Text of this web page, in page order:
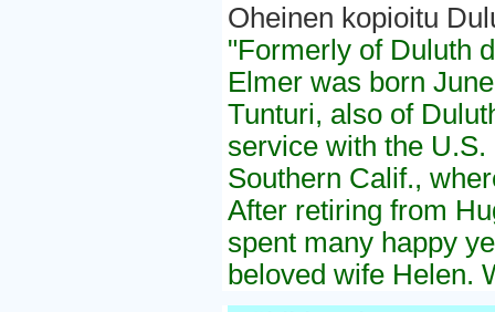
Oheinen kopioitu
"Formerly of Duluth
Elmer was born
Tunturi, also of
service with the
Southern Calif.,
After retiring from
spent many happy
beloved wife Helen.